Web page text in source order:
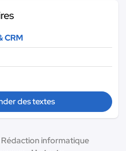
CRM
des textes
Rédaction informatique